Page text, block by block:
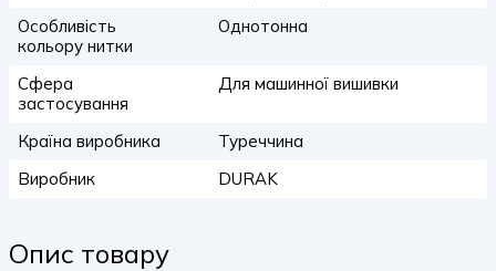
Особливість
кольору нитки
Однотонна
Сфера
застосування
Для машинної вишивки
Країна виробника
Туреччина
Виробник
DURAK
Опис товару